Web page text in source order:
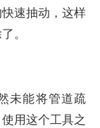
速抽动，这样
。
未能将管道疏
用这个工具之